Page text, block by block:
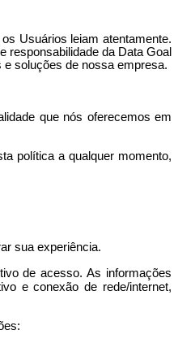
Usuários leiam atentamente.
responsabilidade da Data Goal
soluções de nossa empresa.
que nós oferecemos em
política a qualquer momento,
sua experiência.
de acesso. As informações
e conexão de rede/internet,